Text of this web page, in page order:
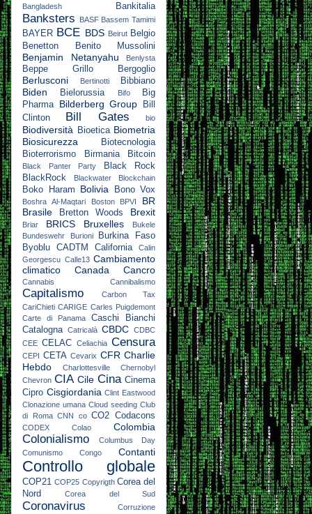
Bangladesh Bankitalia
Banksters BASF Bassem Tamimi
BAYER BCE BDS Beirut Belgio
Benetton
Benito Mussolini
Benjamin Netanyahu Benlysta
Beppe Grillo Bergoglio
Berlusconi Bertinotti Bibbiano
Biden Bielorussia Bifo
Big
Pharma
Bilderberg Group
Bill
Clinton
Bill Gates bio
Biodiversità Bioetica Biometria
Biosicurezza
Biotecnologia
Bioterrorismo
Birmania Bitcoin
Black Panter Party
Black Rock
BlackRock
Blackwater Blockchain
Boko Haram Bolivia Bono Vox
Boshra Al-Maqtari Boston BPVI
BR
Brasile
Bretton Woods Brexit
Briar BRICS Bruxelles
Bukele
Bundeswehr
Burioni
Burkina Faso
Byoblu
CADTM California
Calin
Georgescu Calle13 Cambiamento
climatico
Canada Cancro
Cannabis Cannibalismo
Capitalismo
Carbon Tax
CariChieti CARIGE Carles Puigdemont
Carte di Panama
Caschi Bianchi
Catalogna Catricalà CBDC CDBC
CEE CELAC Celiachia Censura
CEPI CETA Cevarix CFR Charlie
Hebdo
Charlottesville
Chernobyl
Chevron CIA Cile Cina Cinema
Cipro Cisgiordania Clint Eastwood
Clonazione umana Cloud seeding Club
di Roma CNN co CO2 Codacons
CODEX Colao Colombia
Colonialismo
Columbus Day
Comunismo
Congo Contanti
Controllo globale
COP21 COP25 Copyrigth Corea del
Nord
Corea del Sud
Coronavirus
Corruzione